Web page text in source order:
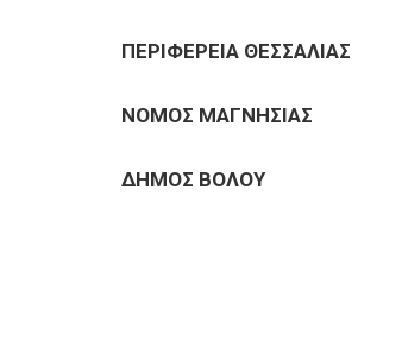
ΠΕΡΙΦΕΡΕΙΑ ΘΕΣΣΑΛΙΑΣ
ΝΟΜΟΣ ΜΑΓΝΗΣΙΑΣ
ΔΗΜΟΣ ΒΟΛΟΥ